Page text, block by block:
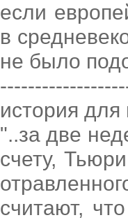
если
в
не было
история
"..за две
счету,
считают,